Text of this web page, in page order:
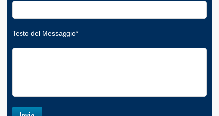
Testo del Messaggio*